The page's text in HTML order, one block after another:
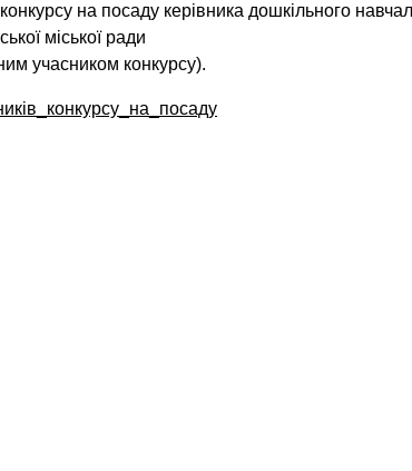
на посаду керівника дошкільного
міської ради
учасником конкурсу).